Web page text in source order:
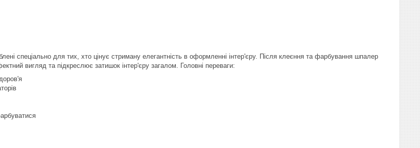
спеціально для тих, хто цінує стриману елегантність в оформленні інтер'єру. Після клеєння та фарбування шпалер
вигляд та підкреслює затишок інтер'єру загалом. Головні переваги: